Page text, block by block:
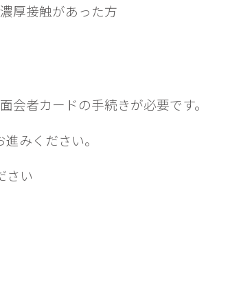
厚接触があった方
者カードの手続きが必要です。
みください。
さい